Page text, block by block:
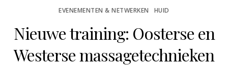
EVENEMENTEN & NETWERKEN HUID
Nieuwe training: Oosterse en
Westerse massagetechnieken